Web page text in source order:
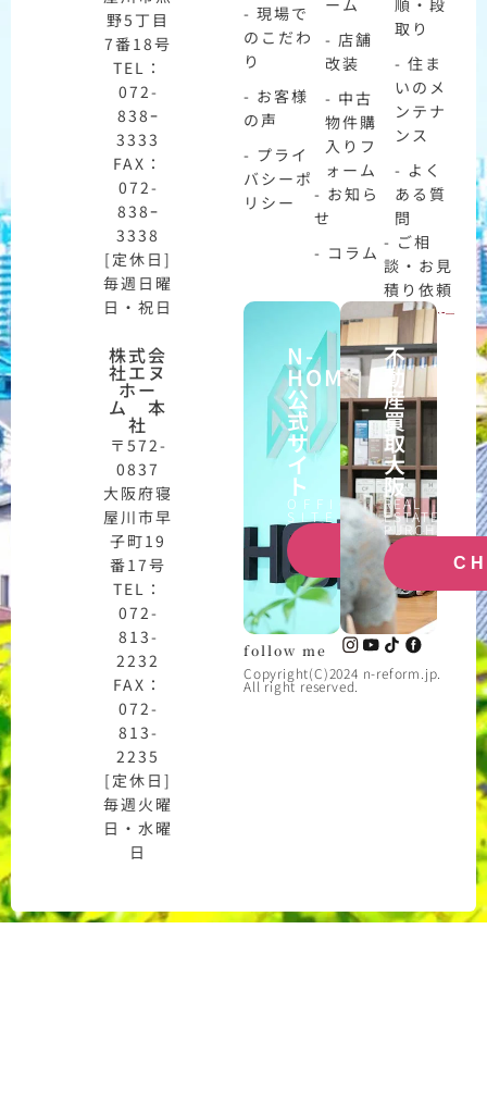
野5丁目
7番18号
TEL：
072-
838ｰ
3333
FAX：
072-
838ｰ
3338
[定休日]
毎週日曜
日・祝日
株式会
社エヌ
ホー
ム 本
社
〒572-
0837
大阪府寝
屋川市早
子町19
番17号
TEL：
072-
813-
2232
FAX：
072-
813-
2235
[定休日]
毎週火曜
日・水曜
日
- 現場で
のこだわ
り
- お客様
の声
- プライ
バシーポ
リシー
ーム
- 店舗
改装
- 中古
物件購
入りフ
ォーム
- お知ら
せ
- コラム
順・段
取り
- 住ま
いのメ
ンテナ
ンス
- よく
ある質
問
- ご相
談・お見
積り依頼
N-
HOME
公
式
サ
イ
ト
OFFICIAL
SITE
CHECK
不
動
産
買
取
大
阪
REAL
ESTATE
PURCHASE
follow me
Copyright(C)2024 n-reform.jp.
All right reserved.